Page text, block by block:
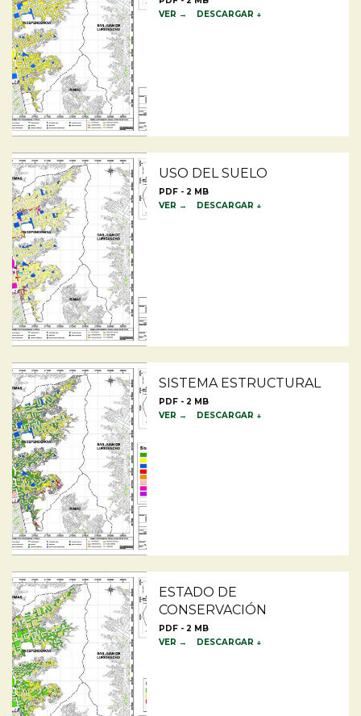
VER →
DESCARGAR ↓
USO DEL SUELO
PDF - 2 MB
VER →
DESCARGAR ↓
SISTEMA ESTRUCTURAL
PDF - 2 MB
VER →
DESCARGAR ↓
ESTADO DE
CONSERVACIÓN
PDF - 2 MB
VER →
DESCARGAR ↓